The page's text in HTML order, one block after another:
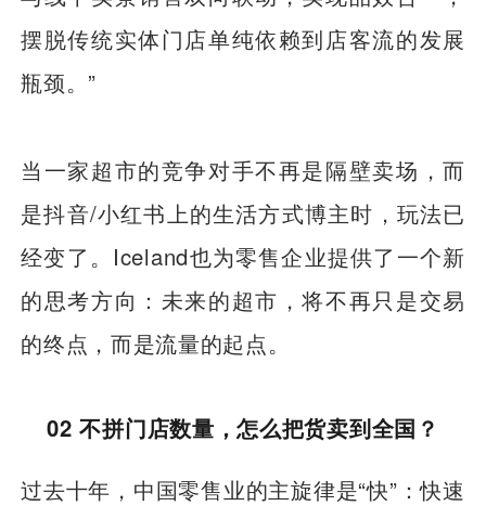
摆脱传统实体门店单纯依赖到店客流的发展
瓶颈。”
当一家超市的竞争对手不再是隔壁卖场，而
是抖音/小红书上的生活方式博主时，玩法已
经变了。Iceland也为零售企业提供了一个新
的思考方向：未来的超市，将不再只是交易
的终点，而是流量的起点。
02 不拼门店数量，怎么把货卖到全国？
过去十年，中国零售业的主旋律是“快”：快速